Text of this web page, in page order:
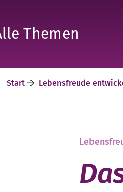
Themen
Start Lebensfreude